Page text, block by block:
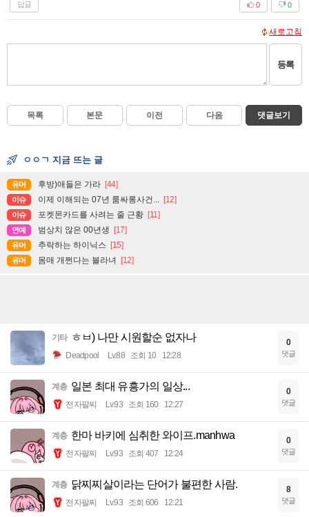
답글 0
0
새로고침
등록
목록 본문 이전 다음 댓글보기
ㅇㅇㄱ 지금 뜨는 글
유머 후방)애들은 가라 [44]
이슈 이제 이해되는 07년 룸싸롱사건... [12]
이슈 포켓몬카드를 사려는 줄 근황 [11]
연예 범상치 않은 00년생 [17]
유머 추락하는 하이닉스 [15]
유머 몸매 개쩐다는 블라녀 [12]
기타 ㅎㅂ) 나만 시원할순 없자나
Deadpool Lv.88 조회 10 12:28
0
댓글
계층 일본 최대 유흥가의 일상...
전자팔찌 Lv.93 조회 160 12:27
0
댓글
계층 한마 바키에 심취한 와이프.manhwa
전자팔찌 Lv.93 조회 407 12:24
0
댓글
계층 닭찌찌살이라는 단어가 불편한 사람.
전자팔찌 Lv.93 조회 606 12:21
8
댓글